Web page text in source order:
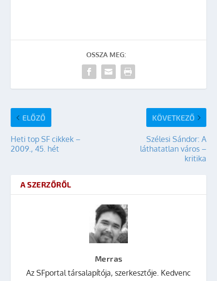
OSSZA MEG:
ELŐZŐ
Heti top SF cikkek –
2009., 45. hét
KÖVETKEZŐ
Szélesi Sándor: A
láthatatlan város –
kritika
A SZERZŐRŐL
Merras
Az SFportal társalapítója, szerkesztője. Kedvenc